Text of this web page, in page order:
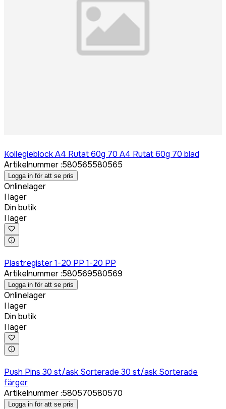
Kollegieblock A4 Rutat 60g 70 A4 Rutat 60g 70 blad
Artikelnummer:580565580565
Logga in för att se pris
Onlinelager
I lager
Din butik
I lager
Plastregister 1-20 PP 1-20 PP
Artikelnummer:580569580569
Logga in för att se pris
Onlinelager
I lager
Din butik
I lager
Push Pins 30 st/ask Sorterade 30 st/ask Sorterade
färger
Artikelnummer:580570580570
Logga in för att se pris